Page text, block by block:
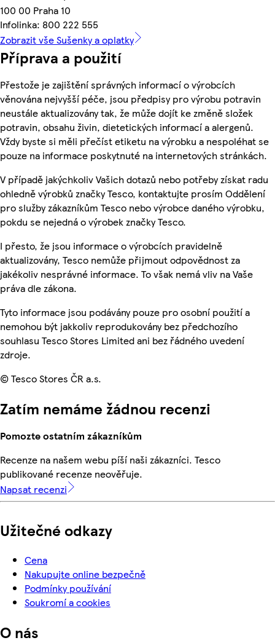
100 00 Praha 10
Infolinka: 800 222 555
Zobrazit vše Sušenky a oplatky
Příprava a použití
Přestože je zajištění správných informací o výrobcích
věnována nejvyšší péče, jsou předpisy pro výrobu potravin
neustále aktualizovány tak, že může dojít ke změně složek
potravin, obsahu živin, dietetických informací a alergenů.
Vždy byste si měli přečíst etiketu na výrobku a nespoléhat se
pouze na informace poskytnuté na internetových stránkách.
V případě jakýchkoliv Vašich dotazů nebo potřeby získat radu
ohledně výrobků značky Tesco, kontaktujte prosím Oddělení
pro služby zákazníkům Tesco nebo výrobce daného výrobku,
pokdu se nejedná o výrobek značky Tesco.
I přesto, že jsou informace o výrobcích pravidelně
aktualizovány, Tesco nemůže přijmout odpovědnost za
jakékoliv nesprávné informace. To však nemá vliv na Vaše
práva dle zákona.
Tyto informace jsou podávány pouze pro osobní použití a
nemohou být jakkoliv reprodukovány bez předchozího
souhlasu Tesco Stores Limited ani bez řádného uvedení
zdroje.
© Tesco Stores ČR a.s.
Zatím nemáme žádnou recenzi
Pomozte ostatním zákazníkům
Recenze na našem webu píší naši zákazníci. Tesco
publikované recenze neověřuje.
Napsat recenzi
Užitečné odkazy
Cena
Nakupujte online bezpečně
Podmínky používání
Soukromí a cookies
O nás